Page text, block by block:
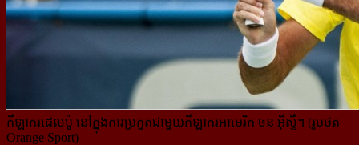
កីឡាករដេលប៉ូ នៅក្នុងការប្រកួតជាមួយកីឡាករអាមេរិក ចន អ៊ីស្ទឺ។ (រូបថត
Orange Sport)